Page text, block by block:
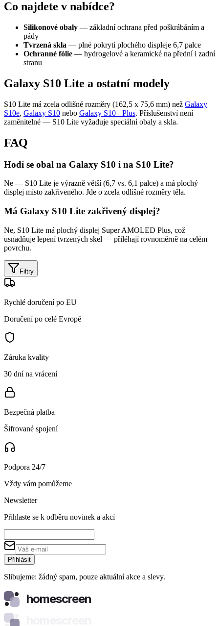
Co najdete v nabídce?
Silikonové obaly — základní ochrana před poškrábáním a
pády
Tvrzená skla — plné pokrytí plochého displeje 6,7 palce
Ochranné fólie — hydrogelové a keramické na přední i zadní
stranu
Galaxy S10 Lite a ostatní modely
S10 Lite má zcela odlišné rozměry (162,5 x 75,6 mm) než Galaxy
S10e, Galaxy S10 nebo Galaxy S10+ Plus. Příslušenství není
zaměnitelné — S10 Lite vyžaduje speciální obaly a skla.
FAQ
Hodí se obal na Galaxy S10 i na S10 Lite?
Ne — S10 Lite je výrazně větší (6,7 vs. 6,1 palce) a má plochý
displej místo zakřiveného. Jde o zcela odlišné rozměry těla.
Má Galaxy S10 Lite zakřivený displej?
Ne, S10 Lite má plochý displej Super AMOLED Plus, což
usnadňuje lepení tvrzených skel — přiléhají rovnoměrně na celém
povrchu.
Filtry
Rychlé doručení po EU
Doručení po celé Evropě
Záruka kvality
30 dní na vrácení
Bezpečná platba
Šifrované spojení
Podpora 24/7
Vždy vám pomůžeme
Newsletter
Přihlaste se k odběru novinek a akcí
Přihlásit
Slibujeme: žádný spam, pouze aktuální akce a slevy.
homescreen